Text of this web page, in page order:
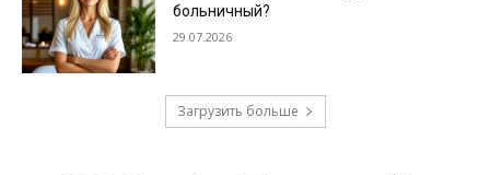
больничный?
29.07.2026
Загрузить больше